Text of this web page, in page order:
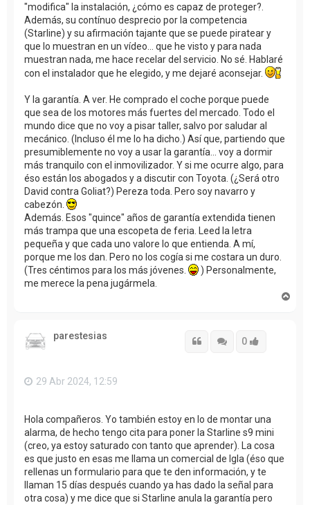
"modifica" la instalación, ¿cómo es capaz de proteger?.
Además, su contínuo desprecio por la competencia
(Starline) y su afirmación tajante que se puede piratear y
que lo muestran en un vídeo... que he visto y para nada
muestran nada, me hace recelar del servicio. No sé. Hablaré
con el instalador que he elegido, y me dejaré aconsejar.
Y la garantía. A ver. He comprado el coche porque puede
que sea de los motores más fuertes del mercado. Todo el
mundo dice que no voy a pisar taller, salvo por saludar al
mecánico. (Incluso él me lo ha dicho.) Así que, partiendo que
presumiblemente no voy a usar la garantía... voy a dormir
más tranquilo con el inmovilizador. Y si me ocurre algo, para
éso están los abogados y a discutir con Toyota. (¿Será otro
David contra Goliat?) Pereza toda. Pero soy navarro y
cabezón.
Además. Esos "quince" años de garantía extendida tienen
más trampa que una escopeta de feria. Leed la letra
pequeña y que cada uno valore lo que entienda. A mí,
porque me los dan. Pero no los cogía si me costara un duro.
(Tres céntimos para los más jóvenes.
) Personalmente,
me merece la pena jugármela.
parestesias Citar 0
Citar
29 Abr 2024, 12:59
Hola compañeros. Yo también estoy en lo de montar una
alarma, de hecho tengo cita para poner la Starline s9 mini
(creo, ya estoy saturado con tanto que aprender). La cosa
es que justo en esas me llama un comercial de Igla (éso que
rellenas un formulario para que te den información, y te
llaman 15 días después cuando ya has dado la señal para
otra cosa) y me dice que si Starline anula la garantía pero